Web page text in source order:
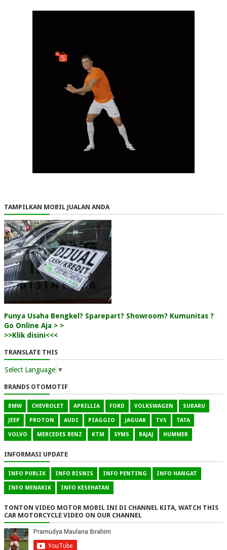
TAMPILKAN MOBIL JUALAN ANDA
Punya Usaha Bengkel? Sparepart? Showroom? Kumunitas ?
Go Online Aja > >
>>Klik disini<<<
TRANSLATE THIS
Select Language ▼
BRANDS OTOMOTIF
BMW CHEVROLET APRILLIA FORD VOLKSWAGEN SUBARU
JEEP PROTON AUDI PIAGGIO JAGUAR TVS TATA
VOLVO MERCEDES BENZ KTM SYMS BAJAJ HUMMER
INFORMASI UPDATE
INFO PUBLIK INFO BISNIS INFO PENTING INFO HANGAT
INFO MENARIK INFO KESEHATAN
TONTON VIDEO MOTOR MOBIL INI DI CHANNEL KITA, WATCH THIS
CAR MOTORCYCLE VIDEO ON OUR CHANNEL